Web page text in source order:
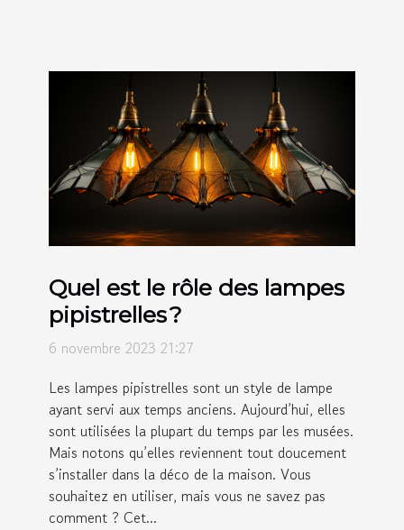
Quel est le rôle des lampes
pipistrelles ?
6 novembre 2023 21:27
Les lampes pipistrelles sont un style de lampe
ayant servi aux temps anciens. Aujourd’hui, elles
sont utilisées la plupart du temps par les musées.
Mais notons qu’elles reviennent tout doucement
s’installer dans la déco de la maison. Vous
souhaitez en utiliser, mais vous ne savez pas
comment ? Cet...